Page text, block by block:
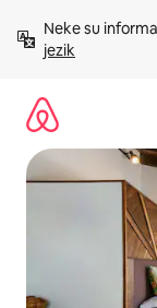
sadržaj
Neke su
jezik